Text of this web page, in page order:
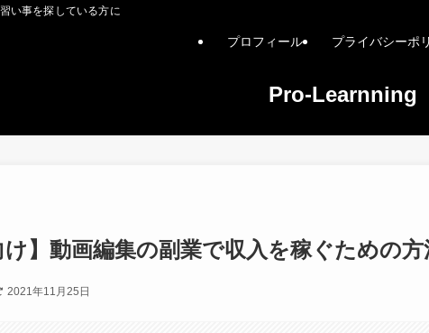
い事を探している方に
Pro-Learnning
プロフィール プライバシーポ
け】動画編集の副業で収入を稼ぐための方
2021年11月25日